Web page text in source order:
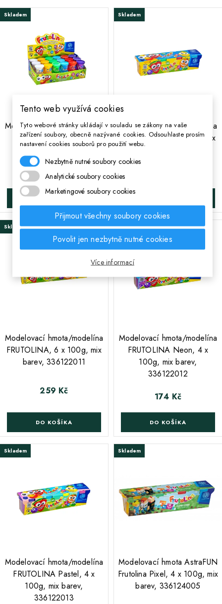
Skladem
Modelovací hmota/modelína
FRUTOLINA, 100g, mix
barev, 336122009
Cena
43 Kč
DO KOŠÍKA
Skladem
Modelovací hmota/modelína
FRUTOLINA, 4 x 100g, mix
barev, 336122010
Skladem
Modelovací hmota/modelína
FRUTOLINA, 6 x 100g, mix
barev, 336122011
Cena
259 Kč
DO KOŠÍKA
Skladem
Modelovací hmota/modelína
FRUTOLINA Neon, 4 x
100g, mix barev,
336122012
Cena
174 Kč
DO KOŠÍKA
Skladem
Modelovací hmota/modelína
FRUTOLINA Pastel, 4 x
100g, mix barev,
336122013
Skladem
Modelovací hmota AstraFUN
Frutolina Pixel, 4 x 100g, mix
barev, 336124005
Tento web využívá cookies
Tyto webové stránky ukládají v souladu se zákony na vaše
zařízení soubory, obecně nazývané cookies. Odsouhlaste prosím
nastavení cookies souborů pro použití webu.
Nezbytně nutné soubory cookies
Analytické soubory cookies
Marketingové soubory cookies
Přijmout všechny soubory cookies
Povolit jen nezbytně nutné cookies
Více informací